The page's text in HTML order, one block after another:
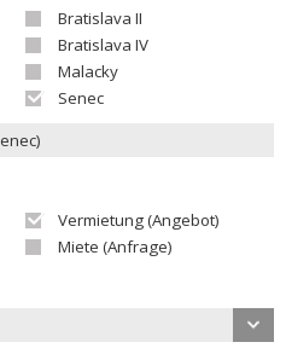
Bratislava II
Bratislava IV
Malacky
Senec
Vermietung (Angebot)
Miete (Anfrage)